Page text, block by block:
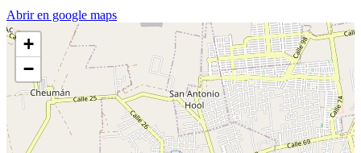
Abrir en google maps
+
−